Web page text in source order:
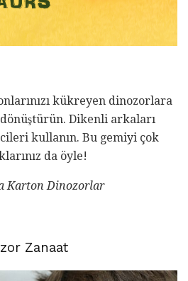
kükreyen dinozorlara
Dikenli arkaları
kullanın. Bu gemiyi çok
da öyle!
Karton Dinozorlar
Zanaat